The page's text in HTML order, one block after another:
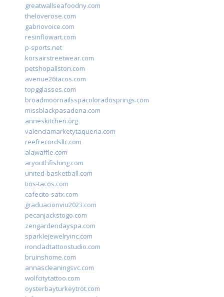
greatwallseafoodny.com
theloverose.com
gabriovoice.com
resinflowart.com
p-sports.net
korsairstreetwear.com
petshopallston.com
avenue26tacos.com
topgglasses.com
broadmoornailsspacoloradosprings.com
missblackpasadena.com
anneskitchen.org
valenciamarketytaqueria.com
reefrecordsllc.com
alawaffle.com
aryouthfishing.com
united-basketball.com
tios-tacos.com
cafecito-satx.com
graduacionviu2023.com
pecanjackstogo.com
zengardendayspa.com
sparklejewelryinc.com
ironcladtattoostudio.com
bruinshome.com
annascleaningsvc.com
wolfcitytattoo.com
oysterbayturkeytrot.com